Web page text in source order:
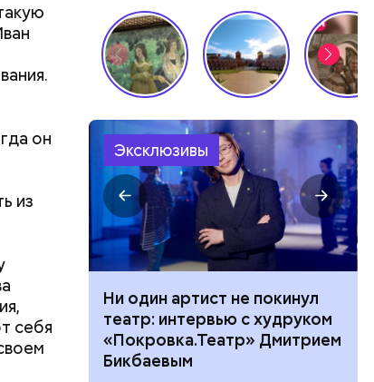
он
из
себя
все
Эксклюзивы
риска:
Ни один артист не покинул
театр: интервью с худруком
«Покровка.Театр» Дмитрием
Бикбаевым